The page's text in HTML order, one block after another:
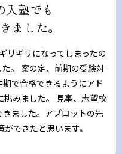
入塾でも
ました。
リギリになってしまったの
。 案の定、前期の受験対
で合格できるようにアド
挑みました。 見事、志望校
ました。アプロットの先
できたと思います。